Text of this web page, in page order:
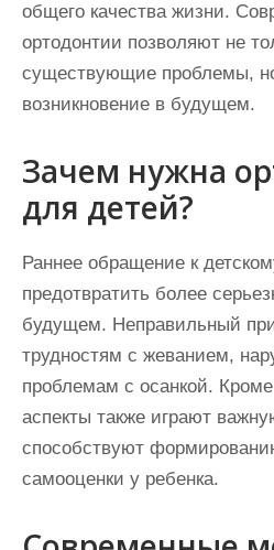
общего качества жизни.
ортодонтии позволяют не
существующие проблемы,
возникновение в будущем.
Зачем нужна
для детей?
Раннее обращение к
предотвратить более
будущем. Неправильный
трудностям с жеванием,
проблемам с осанкой. Кроме
аспекты также играют
способствуют
самооценки у ребенка.